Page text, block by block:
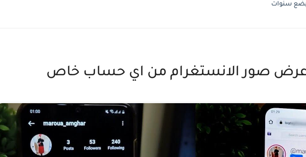
بضع سنوات
عرض صور الانستغرام من اي حساب خاص